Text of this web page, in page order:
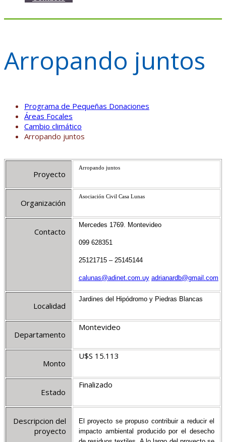
Arropando juntos
Programa de Pequeñas Donaciones
Áreas Focales
Cambio climático
Arropando juntos
Proyecto
Arropando juntos
Organización
Asociación Civil Casa Lunas
Contacto
Mercedes 1769. Montevideo
099 628351
25121715 – 25145144
calunas@adinet.com.uy adrianardb@gmail.com
Localidad
Jardines del Hipódromo y Piedras Blancas
Departamento
Montevideo
Monto
U$S 15.113
Estado
Finalizado
Descripcion del
proyecto
El proyecto se propuso contribuir a reducir el
impacto ambiental producido por el desecho